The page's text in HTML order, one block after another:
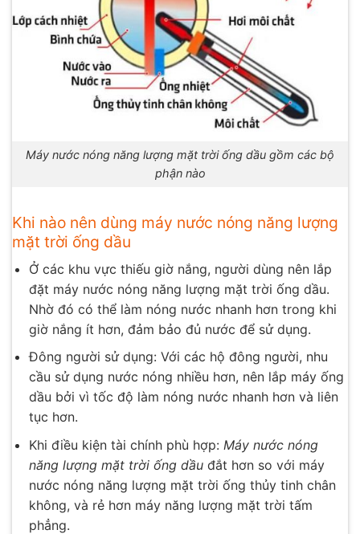
Máy nước nóng năng lượng mặt trời ống dầu gồm các bộ
phận nào
Khi nào nên dùng máy nước nóng năng lượng
mặt trời ống dầu
Ở các khu vực thiếu giờ nắng, người dùng nên lắp
đặt máy nước nóng năng lượng mặt trời ống dầu.
Nhờ đó có thể làm nóng nước nhanh hơn trong khi
giờ nắng ít hơn, đảm bảo đủ nước để sử dụng.
Đông người sử dụng: Với các hộ đông người, nhu
cầu sử dụng nước nóng nhiều hơn, nên lắp máy ống
dầu bởi vì tốc độ làm nóng nước nhanh hơn và liên
tục hơn.
Khi điều kiện tài chính phù hợp: Máy nước nóng
năng lượng mặt trời ống dầuđắt hơn so với máy
nước nóng năng lượng mặt trời ống thủy tinh chân
không, và rẻ hơn máy năng lượng mặt trời tấm
phẳng.